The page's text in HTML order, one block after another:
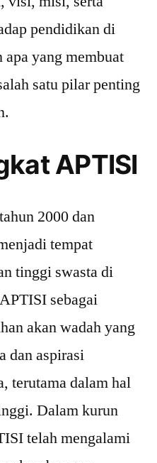
pendidikan di
yang membuat
satu pilar penting
APTISI
2000 dan
tempat
tinggi swasta di
sebagai
akan wadah yang
dan aspirasi
terutama dalam hal
Dalam kurun
telah mengalami